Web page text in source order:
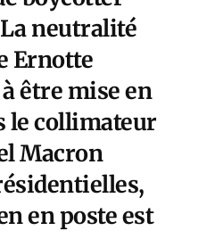
neutralité
Ernotte
être mise en
le collimateur
Macron
en poste est